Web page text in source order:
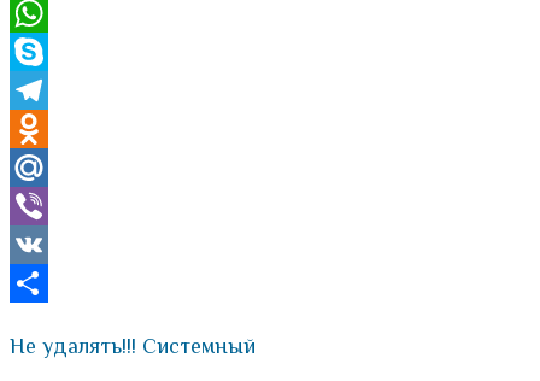
Email
WhatsApp
Skype
Telegram
Odnoklassniki
Mail.Ru
Viber
VK
Не удалять!!! Системный